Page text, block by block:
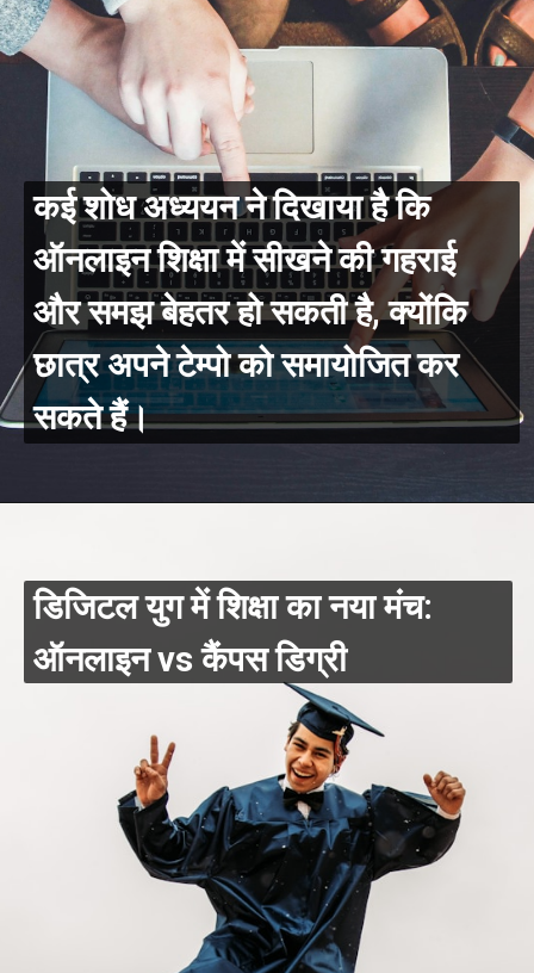
कई शोध अध्ययन ने दिखाया है कि
ऑनलाइन शिक्षा में सीखने की गहराई
और समझ बेहतर हो सकती है, क्योंकि
छात्र अपने टेम्पो को समायोजित कर
सकते हैं।
डिजिटल युग में शिक्षा का नया मंच:
ऑनलाइन vs कैंपस डिग्री